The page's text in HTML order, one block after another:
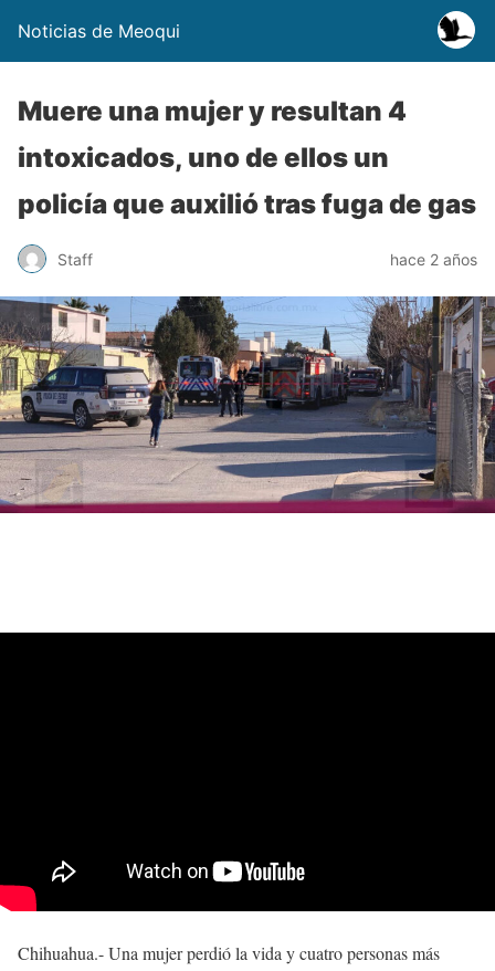
Noticias de Meoqui
Muere una mujer y resultan 4
intoxicados, uno de ellos un
policía que auxilió tras fuga de gas
Staff hace 2 años
Chihuahua.- Una mujer perdió la vida y cuatro personas más